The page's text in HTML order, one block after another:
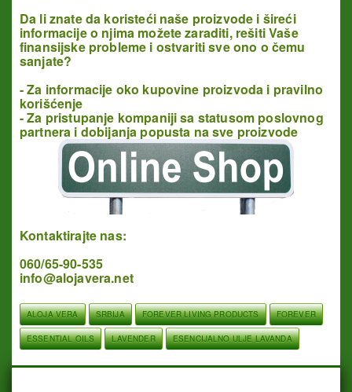
Da li znate da koristeći naše proizvode i šireći
informacije o njima možete zaraditi, rešiti Vaše
finansijske probleme i ostvariti sve ono o čemu
sanjate?
- Za informacije oko kupovine proizvoda i pravilno
korišćenje
- Za pristupanje kompaniji sa statusom poslovnog
partnera i dobijanja popusta na sve proizvode
Kontaktirajte nas:
060/65-90-535
info@alojavera.net
ALOJA VERA SRBIJA FOREVER LIVING PRODUCTS FOREVER
ESSENTIAL OILS LAVENDER ESENCIJALNO ULJE LAVANDA